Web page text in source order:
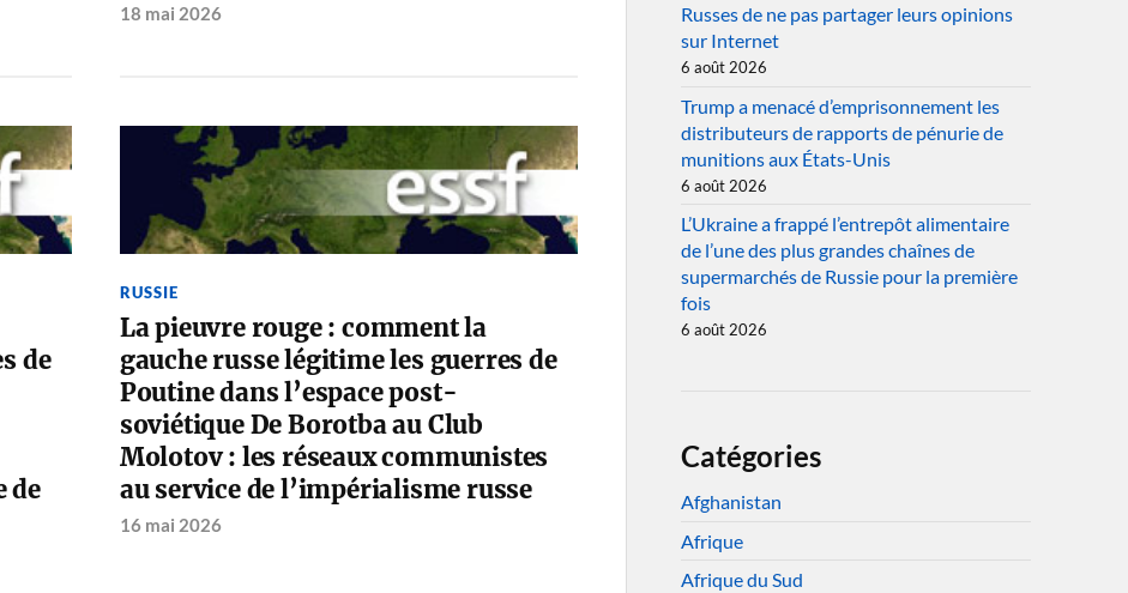
18 mai 2026
de
de
RUSSIE
La pieuvre rouge : comment la
gauche russe légitime les guerres de
Poutine dans l’espace post-
soviétique De Borotba au Club
Molotov : les réseaux communistes
au service de l’impérialisme russe
16 mai 2026
Russes de ne pas partager leurs opinions
sur Internet
6 août 2026
Trump a menacé d’emprisonnement les
distributeurs de rapports de pénurie de
munitions aux États-Unis
6 août 2026
L’Ukraine a frappé l’entrepôt alimentaire
de l’une des plus grandes chaînes de
supermarchés de Russie pour la première
fois
6 août 2026
Catégories
Afghanistan
Afrique
Afrique du Sud